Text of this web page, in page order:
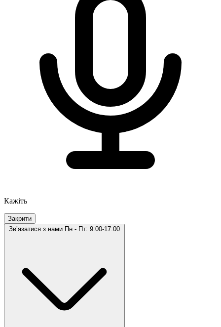
Кажіть
Закрити
Звʼязатися з нами Пн - Пт: 9:00-17:00